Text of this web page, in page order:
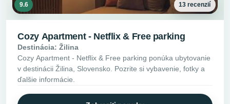
9.6 13 recenzií
Cozy Apartment - Netflix & Free parking
Destinácia: Žilina
Cozy Apartment - Netflix & Free parking ponúka ubytovanie
v destinácii Žilina, Slovensko. Pozrite si vybavenie, fotky a
ďalšie informácie.